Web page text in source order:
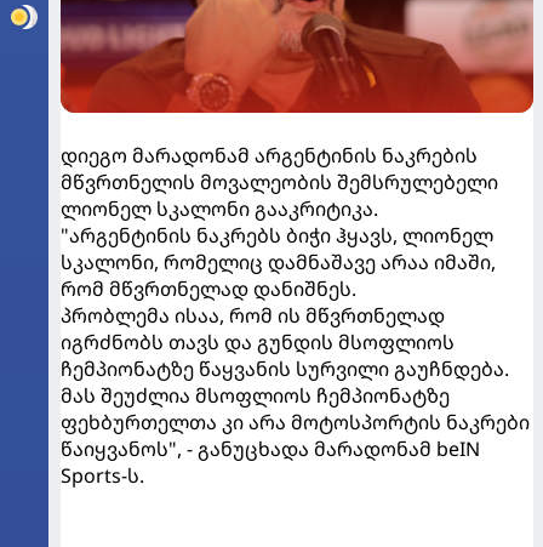
დიეგო მარადონამ არგენტინის ნაკრების
მწვრთნელის მოვალეობის შემსრულებელი
ლიონელ სკალონი გააკრიტიკა.
"არგენტინის ნაკრებს ბიჭი ჰყავს, ლიონელ
სკალონი, რომელიც დამნაშავე არაა იმაში,
რომ მწვრთნელად დანიშნეს.
პრობლემა ისაა, რომ ის მწვრთნელად
იგრძნობს თავს და გუნდის მსოფლიოს
ჩემპიონატზე წაყვანის სურვილი გაუჩნდება.
მას შეუძლია მსოფლიოს ჩემპიონატზე
ფეხბურთელთა კი არა მოტოსპორტის ნაკრები
წაიყვანოს", - განუცხადა მარადონამ beIN
Sports-ს.